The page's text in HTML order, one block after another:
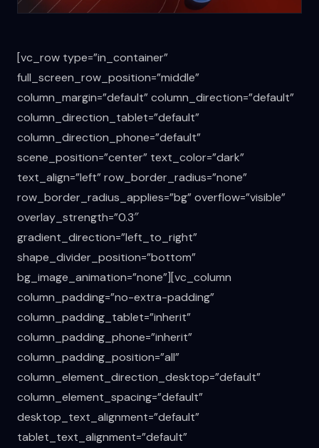
[vc_row type=”in_container”
full_screen_row_position=”middle”
column_margin=”default” column_direction=”default”
column_direction_tablet=”default”
column_direction_phone=”default”
scene_position=”center” text_color=”dark”
text_align=”left” row_border_radius=”none”
row_border_radius_applies=”bg” overflow=”visible”
overlay_strength=”0.3″
gradient_direction=”left_to_right”
shape_divider_position=”bottom”
bg_image_animation=”none”][vc_column
column_padding=”no-extra-padding”
column_padding_tablet=”inherit”
column_padding_phone=”inherit”
column_padding_position=”all”
column_element_direction_desktop=”default”
column_element_spacing=”default”
desktop_text_alignment=”default”
tablet_text_alignment=”default”